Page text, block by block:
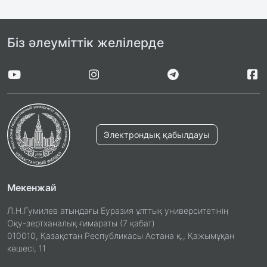
Біз әлеуміттік желілерде
Электрондық қабылдауы
Мекенжай
Л.Н.Гумилев атындағы Еуразия ұлттық университетінің
Оқу-зертханалық ғимараты (7 қабат)
010010, Қазақстан Республикасы Астана қ., Қажымұқан
көшесі, 11